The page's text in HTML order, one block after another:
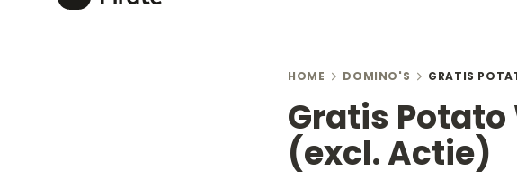
HOME DOMINO'S GRATIS
Gratis Potato
(excl. Actie)